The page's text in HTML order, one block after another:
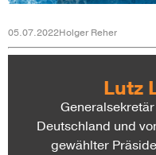
05.07.2022Holger Reher
Lutz
Deutschland und
gewählter